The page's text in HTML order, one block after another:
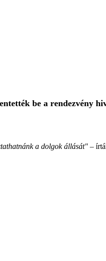
be a rendezvény
a dolgok állását" –